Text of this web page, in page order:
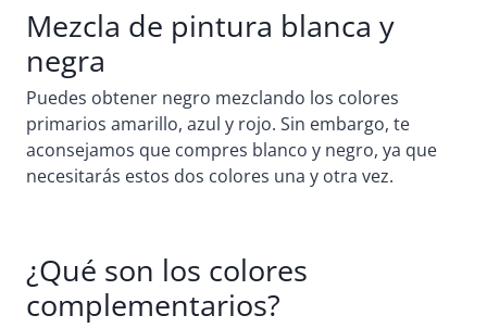
Mezcla de pintura blanca y
negra
Puedes obtener negro mezclando los colores
primarios amarillo, azul y rojo. Sin embargo, te
aconsejamos que compres blanco y negro, ya que
necesitarás estos dos colores una y otra vez.
¿Qué son los colores
complementarios?